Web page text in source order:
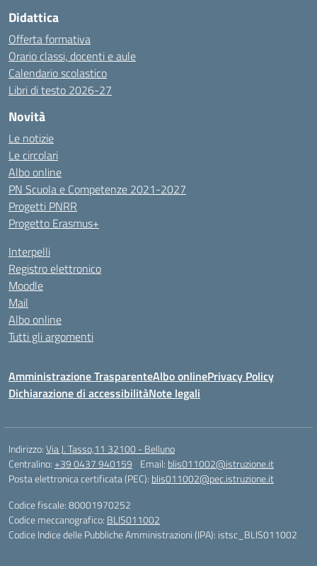
Didattica
Offerta formativa
Orario classi, docenti e aule
Calendario scolastico
Libri di testo 2026-27
Novità
Le notizie
Le circolari
Albo online
PN Scuola e Competenze 2021-2027
Progetti PNRR
Progetto Erasmus+
Interpelli
Registro elettronico
Moodle
Mail
Albo online
Tutti gli argomenti
Amministrazione TrasparenteAlbo onlinePrivacy Policy
Dichiarazione di accessibilitàNote legali
Indirizzo:Via J. Tasso,11 32100 - Belluno
Centralino:+39 0437 940159 Email: blis011002@istruzione.it
Posta elettronica certificata (PEC): blis011002@pec.istruzione.it
Codice fiscale: 80001970252
Codice meccanografico: BLIS011002
Codice Indice delle Pubbliche Amministrazioni (IPA): istsc_BLIS011002